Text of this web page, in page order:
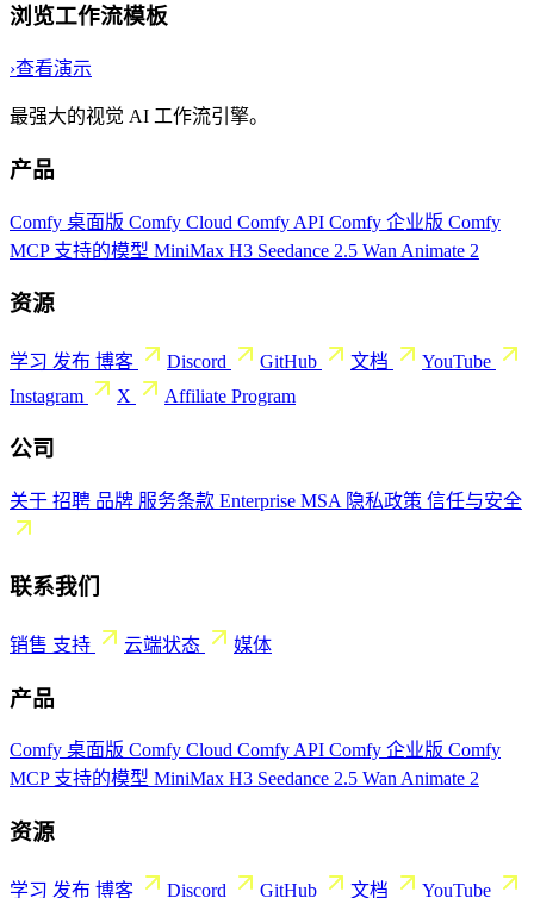
浏览工作流模板
›查看演示
最强大的视觉 AI 工作流引擎。
产品
Comfy 桌面版 Comfy Cloud Comfy API Comfy 企业版 Comfy
MCP 支持的模型 MiniMax H3 Seedance 2.5 Wan Animate 2
资源
学习 发布 博客 Discord GitHub 文档
YouTube
Instagram
X Affiliate Program
公司
关于 招聘 品牌 服务条款 Enterprise MSA 隐私政策 信任与安全
联系我们
销售 支持 云端状态 媒体
产品
Comfy 桌面版 Comfy Cloud Comfy API Comfy 企业版 Comfy
MCP 支持的模型 MiniMax H3 Seedance 2.5 Wan Animate 2
资源
学习 发布 博客 Discord GitHub 文档 YouTube